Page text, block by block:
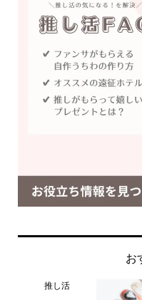
お
推し活